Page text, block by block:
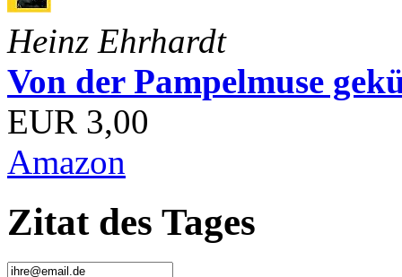
Heinz Ehrhardt
Von der Pampelmuse
EUR 3,00
Amazon
Zitat des Tages